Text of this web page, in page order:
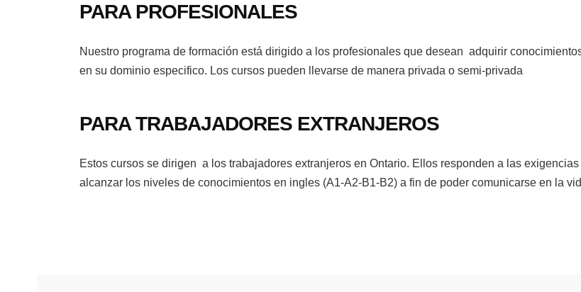
PARA PROFESIONALES
Nuestro programa de formación está dirigido a los profesionales que desean adquirir
en su dominio especifico. Los cursos pueden llevarse de manera privada o semi-privada
PARA TRABAJADORES EXTRANJEROS
Estos cursos se dirigen a los trabajadores extranjeros en Ontario. Ellos responden a las
alcanzar los niveles de conocimientos en ingles (A1-A2-B1-B2) a fin de poder comunicarse en la